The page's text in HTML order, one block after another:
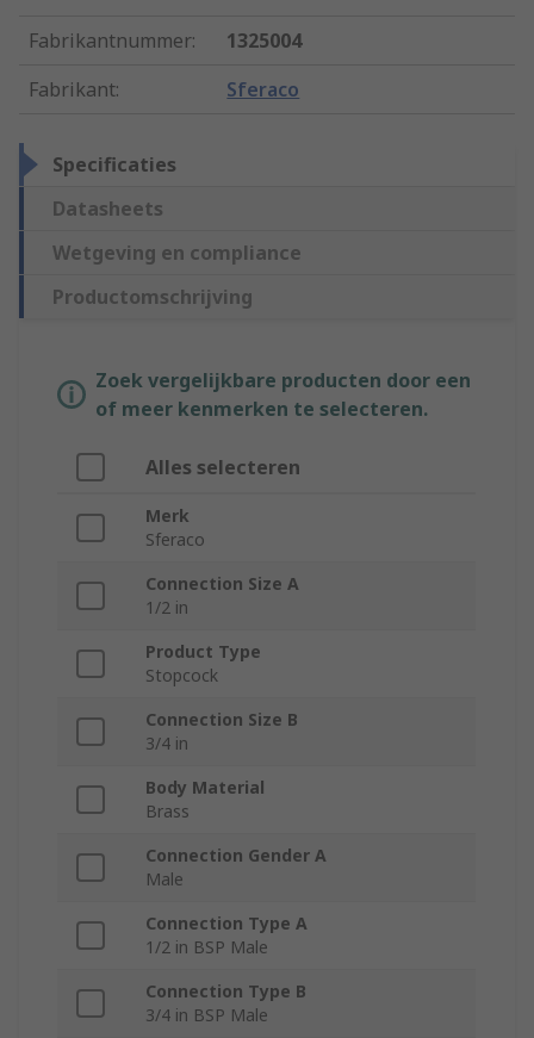
Fabrikantnummer:
1325004
Fabrikant: Sferaco
Specificaties
Datasheets
Wetgeving en compliance
Productomschrijving
Zoek vergelijkbare producten door een
of meer kenmerken te selecteren.
Alles selecteren
Merk
Sferaco
Connection Size A
1/2 in
Product Type
Stopcock
Connection Size B
3/4 in
Body Material
Brass
Connection Gender A
Male
Connection Type A
1/2 in BSP Male
Connection Type B
3/4 in BSP Male